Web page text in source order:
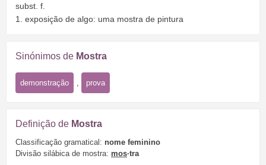
subst. f.
1. exposição de algo: uma mostra de pintura
Sinónimos de Mostra
demonstração prova
Definição de Mostra
Classificação gramatical: nome feminino
Divisão silábica de mostra: mos·tra